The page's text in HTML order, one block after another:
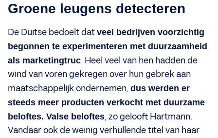
Groene leugens detecteren
De Duitse bedoelt dat veel bedrijven voorzichtig
begonnen te experimenteren met duurzaamheid
als marketingtruc. Heel veel van hen hadden de
wind van voren gekregen over hun gebrek aan
maatschappelijk ondernemen, dus werden er
steeds meer producten verkocht met duurzame
beloftes. Valse beloftes, zo gelooft Hartmann.
Vandaar ook de weinig verhullende titel van haar